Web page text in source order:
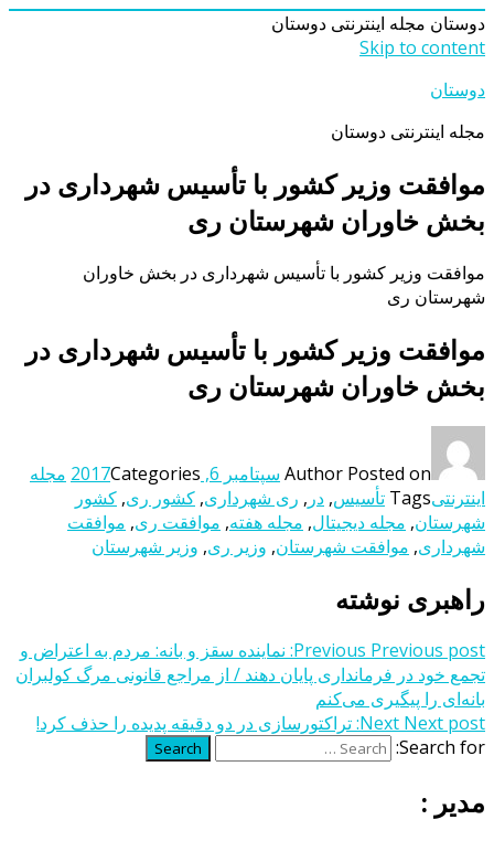
دوستان مجله اینترنتی دوستان
Skip to content
دوستان
مجله اینترنتی دوستان
موافقت وزیر کشور با تأسیس شهرداری در
بخش خاوران شهرستان ری
موافقت وزیر کشور با تأسیس شهرداری در بخش خاوران
شهرستان ری
موافقت وزیر کشور با تأسیس شهرداری در
بخش خاوران شهرستان ری
Author Posted on سپتامبر 6, 2017 Categories
مجله
اینترنتیTags تأسیس, در , ری شهرداری, کشور ری, کشور
شهرستان, مجله دیجیتال, مجله هفته, موافقت ری, موافقت
شهرداری, موافقت شهرستان, وزیر ری, وزیر شهرستان
راهبری نوشته
Previous Previous post:
نماینده سقز و بانه: مردم به اعتراض و
تجمع خود در فرمانداری پایان دهند / از مراجع قانونی مرگ کولبران
بانه‌ای را پیگیری می‌کنم
Next Next post:
تراکتورسازی در دو دقیقه پدیده را حذف کرد!
Search for:
Search
مدیر :